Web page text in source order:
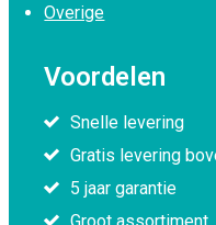
Overige
Voordelen
Snelle levering
Gratis levering
5 jaar garantie
Groot assortiment